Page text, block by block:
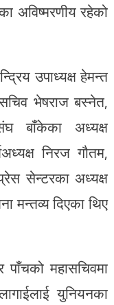
अविष्मरणीय रहेको
उपाध्यक्ष हेमन्त
भेषराज बस्नेत,
बाँकेका अध्यक्ष
निरज गौतम,
सेन्टरका अध्यक्ष
मन्तव्य दिएका थिए
महासचिवमा
युनियनका